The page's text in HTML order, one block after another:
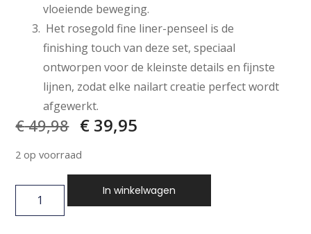
vloeiende beweging.
Het rosegold fine liner-penseel is de
finishing touch van deze set, speciaal
ontworpen voor de kleinste details en fijnste
lijnen, zodat elke nailart creatie perfect wordt
afgewerkt.
€49,98 € 39,95
2 op voorraad
In winkelwagen